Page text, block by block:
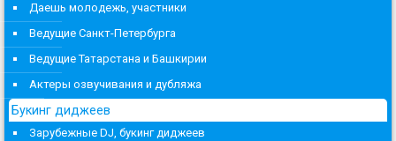
Даешь молодежь, участники
Ведущие Санкт-Петербурга
Ведущие Татарстана и Башкирии
Актеры озвучивания и дубляжа
Букинг диджеев
Зарубежные DJ, букинг диджеев